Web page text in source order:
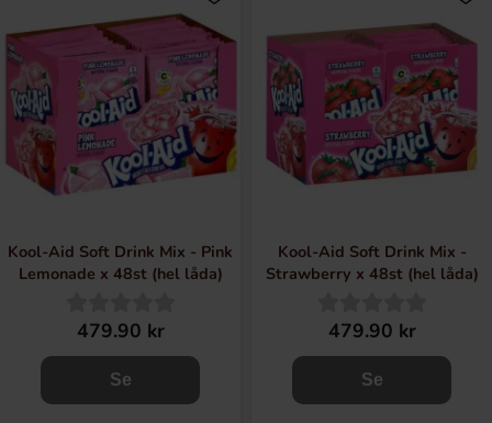
Kool-Aid Soft Drink Mix - Pink
Lemonade x 48st (hel låda)
479.90 kr
Se
Kool-Aid Soft Drink Mix -
Strawberry x 48st (hel låda)
479.90 kr
Se